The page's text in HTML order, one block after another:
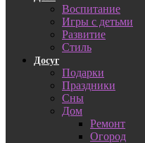
Воспитание
Игры с детьми
Развитие
Стиль
Досуг
Подарки
Праздники
Сны
Дом
Ремонт
Огород